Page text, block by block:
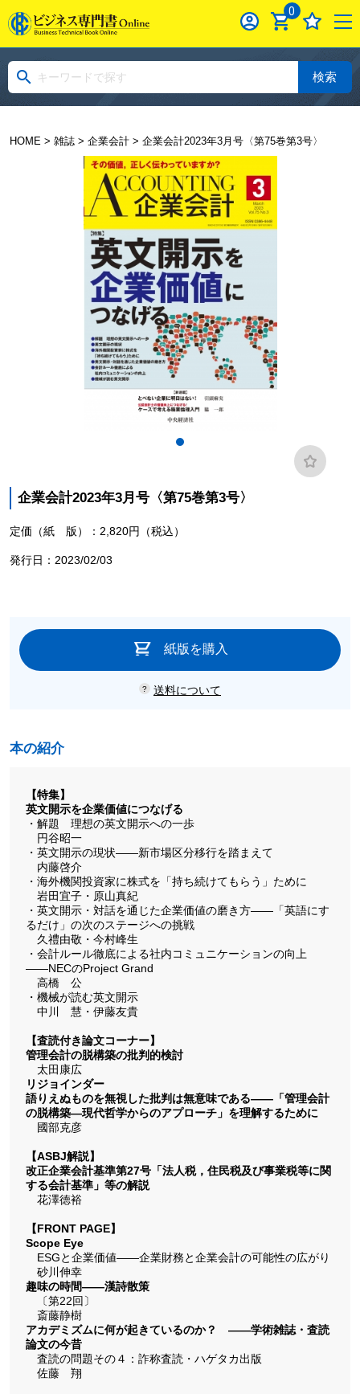
0
検索
HOME> 雑誌> 企業会計> 企業会計2023年3月号〈第75巻第3号〉
企業会計2023年3月号〈第75巻第3号〉
定価（紙 版）：2,820円（税込）
発行日：2023/02/03
紙版を購入
送料について
本の紹介
【特集】
英文開示を企業価値につなげる
・解題 理想の英文開示への一歩
円谷昭一
・英文開示の現状――新市場区分移行を踏まえて
内藤啓介
・海外機関投資家に株式を「持ち続けてもらう」ために
岩田宜子・原山真紀
・英文開示・対話を通じた企業価値の磨き方――「英語にす
るだけ」の次のステージへの挑戦
久禮由敬・今村峰生
・会計ルール徹底による社内コミュニケーションの向上
――NECのProject Grand
高橋 公
・機械が読む英文開示
中川 慧・伊藤友貴
【査読付き論文コーナー】
管理会計の脱構築の批判的検討
太田康広
リジョインダー
語りえぬものを無視した批判は無意味である――「管理会計
の脱構築―現代哲学からのアプローチ」を理解するために
國部克彦
【ASBJ解説】
改正企業会計基準第27号「法人税，住民税及び事業税等に関
する会計基準」等の解説
花澤徳裕
【FRONT PAGE】
Scope Eye
ESGと企業価値――企業財務と企業会計の可能性の広がり
砂川伸幸
趣味の時間――漢詩散策
〔第22回〕
斎藤静樹
アカデミズムに何が起きているのか？ ――学術雑誌・査読
論文の今昔
査読の問題その４：詐称査読・ハゲタカ出版
佐藤 翔